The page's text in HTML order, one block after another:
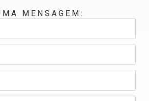
MENSAGEM: